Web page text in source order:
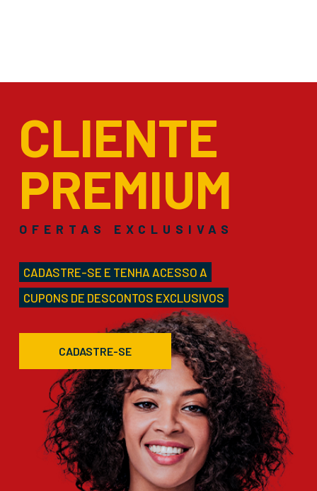
CLIENTE
PREMIUM
OFERTAS EXCLUSIVAS
CADASTRE-SE E TENHA ACESSO A
CUPONS DE DESCONTOS EXCLUSIVOS
CADASTRE-SE